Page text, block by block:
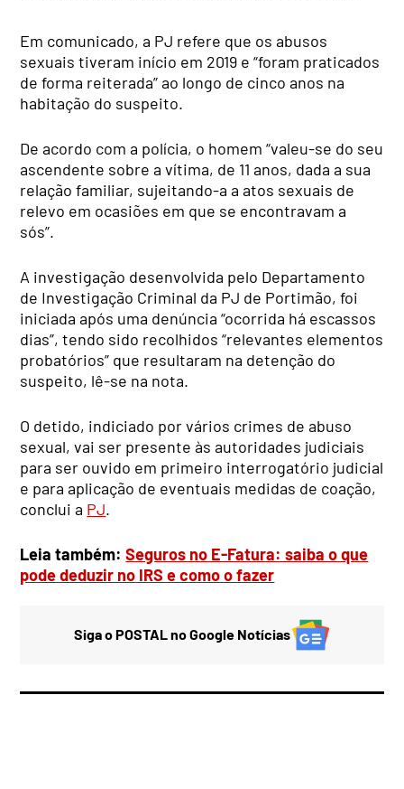
Em comunicado, a PJ refere que os abusos
sexuais tiveram início em 2019 e “foram praticados
de forma reiterada” ao longo de cinco anos na
habitação do suspeito.
De acordo com a polícia, o homem “valeu-se do seu
ascendente sobre a vítima, de 11 anos, dada a sua
relação familiar, sujeitando-a a atos sexuais de
relevo em ocasiões em que se encontravam a
sós”.
A investigação desenvolvida pelo Departamento
de Investigação Criminal da PJ de Portimão, foi
iniciada após uma denúncia “ocorrida há escassos
dias”, tendo sido recolhidos “relevantes elementos
probatórios” que resultaram na detenção do
suspeito, lê-se na nota.
O detido, indiciado por vários crimes de abuso
sexual, vai ser presente às autoridades judiciais
para ser ouvido em primeiro interrogatório judicial
e para aplicação de eventuais medidas de coação,
conclui a PJ.
Leia também:Seguros no E-Fatura: saiba o que
pode deduzir no IRS e como o fazer
Siga o POSTAL no Google Notícias